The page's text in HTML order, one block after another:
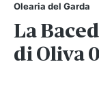
Bildergalerie
Olearia del Garda
La
di Oliva